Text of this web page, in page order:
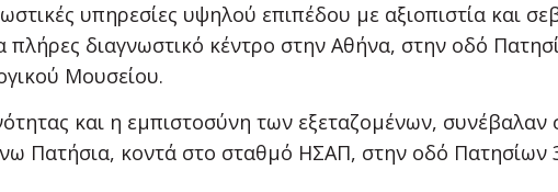
υπηρεσίες υψηλού επιπέδου με αξιοπιστία και
πλήρες διαγνωστικό κέντρο στην Αθήνα, στην οδό
Μουσείου.
και η εμπιστοσύνη των εξεταζομένων, συνέβαλαν
Πατήσια, κοντά στο σταθμό ΗΣΑΠ, στην οδό Πατησίων